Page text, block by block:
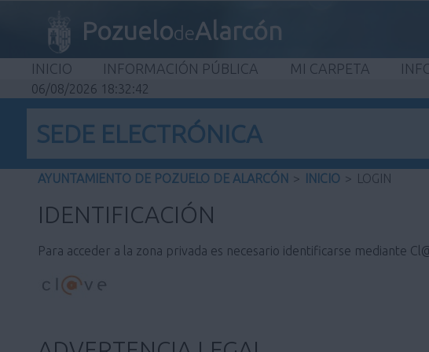
PozuelodeAlarcón
INICIO INFORMACIÓN PÚBLICA MI CARPETA
06/08/2026 18:32:42
SEDE ELECTRÓNICA
AYUNTAMIENTO DE POZUELO DE ALARCÓN > INICIO > LOGIN
IDENTIFICACIÓN
Para acceder a la zona privada es necesario identificarse mediante